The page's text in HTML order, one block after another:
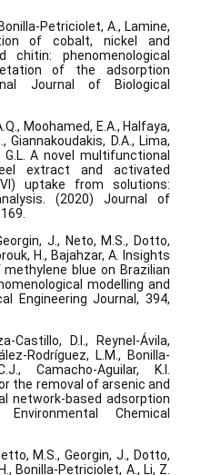
Petriciolet, A., Lamine,
of cobalt, nickel and
phenomenological
of the adsorption
Journal of Biological
Moohamed, E.A., Halfaya,
Giannakoudakis, D.A., Lima,
G.L. A novel multifunctional
extract and activated
uptake from solutions:
(2020) Journal of
J., Neto, M.S., Dotto,
H., Bajahzar, A. Insights
blue on Brazilian
modelling and
Engineering Journal, 394,
Castillo, D.I., Reynel-Ávila,
Rodríguez, L.M., Bonilla-
Camacho-Aguilar, K.I.
the removal of arsenic and
network-based adsorption
Chemical
M.S., Georgin, J., Dotto,
Bonilla-Petriciolet, A., Li, Z.